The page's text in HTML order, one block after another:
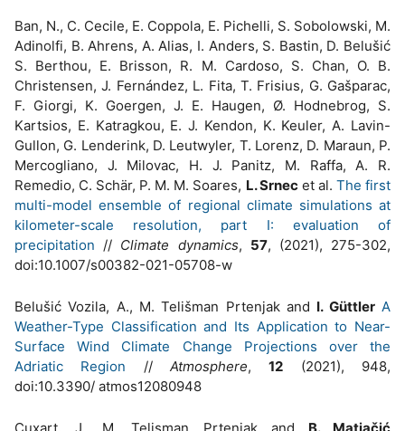
Ban, N., C. Cecile, E. Coppola, E. Pichelli, S. Sobolowski, M.
Adinolfi, B. Ahrens, A. Alias, I. Anders, S. Bastin, D. Belušić
S. Berthou, E. Brisson, R. M. Cardoso, S. Chan, O. B.
Christensen, J. Fernández, L. Fita, T. Frisius, G. Gašparac,
F. Giorgi, K. Goergen, J. E. Haugen, Ø. Hodnebrog, S.
Kartsios, E. Katragkou, E. J. Kendon, K. Keuler, A. Lavin-
Gullon, G. Lenderink, D. Leutwyler, T. Lorenz, D. Maraun, P.
Mercogliano, J. Milovac, H. J. Panitz, M. Raffa, A. R.
Remedio, C. Schär, P. M. M. Soares, L. Srnecet al. The first
multi-model ensemble of regional climate simulations at
kilometer-scale resolution, part I: evaluation of
precipitation // Climate dynamics, 57, (2021), 275-302,
doi:10.1007/s00382-021-05708-w
Belušić Vozila, A., M. Telišman Prtenjak and I. Güttler A
Weather-Type Classification and Its Application to Near-
Surface Wind Climate Change Projections over the
Adriatic Region //Atmosphere,12 (2021), 948,
doi:10.3390/ atmos12080948